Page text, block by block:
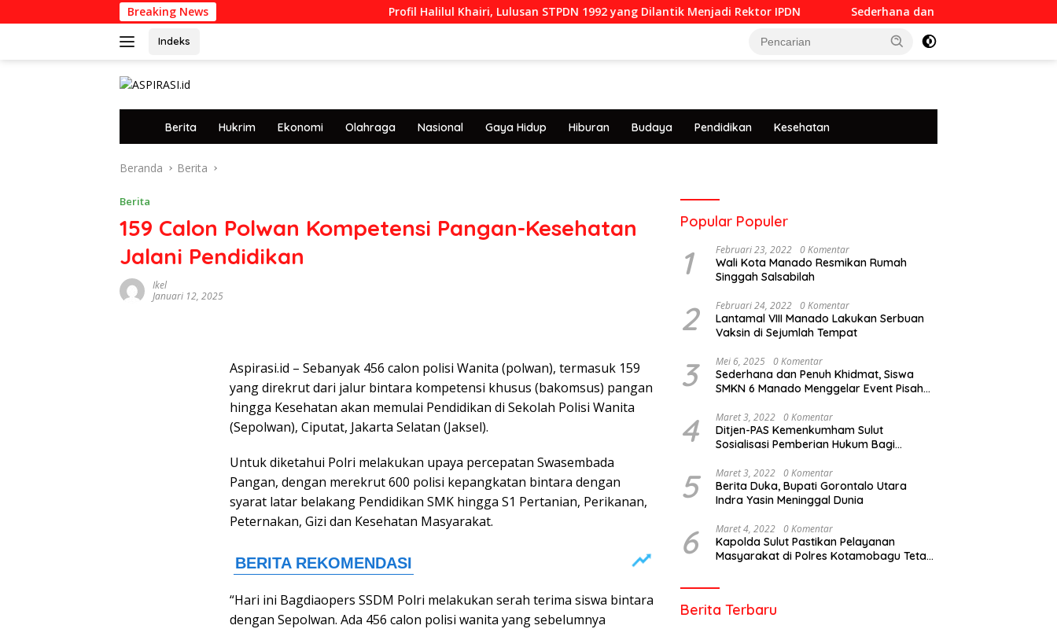
ke
Breaking News Profil Halilul Khairi, Lulusan STPDN 1992 yang Dilantik Menjadi Rektor IPDN Sederhana dan Penuh Khidmat, Siswa SMKN 6
Indeks
e
Berita Hukrim Ekonomi Olahraga Nasional Gaya Hidup Hiburan Budaya Pendidikan Kesehatan
Beranda Berita
Berita
159 Calon Polwan Kompetensi Pangan-Kesehatan
Jalani Pendidikan
Ikel
Januari 12, 2025
Aspirasi.id – Sebanyak 456 calon polisi Wanita (polwan), termasuk 159
yang direkrut dari jalur bintara kompetensi khusus (bakomsus) pangan
hingga Kesehatan akan memulai Pendidikan di Sekolah Polisi Wanita
(Sepolwan), Ciputat, Jakarta Selatan (Jaksel).
Untuk diketahui Polri melakukan upaya percepatan Swasembada
Pangan, dengan merekrut 600 polisi kepangkatan bintara dengan
syarat latar belakang Pendidikan SMK hingga S1 Pertanian, Perikanan,
Peternakan, Gizi dan Kesehatan Masyarakat.
“Hari ini Bagdiaopers SSDM Polri melakukan serah terima siswa bintara
dengan Sepolwan. Ada 456 calon polisi wanita yang sebelumnya
Popular Populer
1 Februari 23, 2022 0 Komentar
Wali Kota Manado Resmikan Rumah
Singgah Salsabilah
2 Februari 24, 2022 0 Komentar
Lantamal VIII Manado Lakukan Serbuan
Vaksin di Sejumlah Tempat
3 Mei 6, 2025 0 Komentar
Sederhana dan Penuh Khidmat, Siswa
SMKN 6 Manado Menggelar Event Pisah
4 Maret 3, 2022 0 Komentar
Ditjen-PAS Kemenkumham Sulut
Sosialisasi Pemberian Hukum Bagi
5 Maret 3, 2022 0 Komentar
Berita Duka, Bupati Gorontalo Utara
Indra Yasin Meninggal Dunia
6 Maret 4, 2022 0 Komentar
Kapolda Sulut Pastikan Pelayanan
Masyarakat di Polres Kotamobagu Tetap
Berita Terbaru